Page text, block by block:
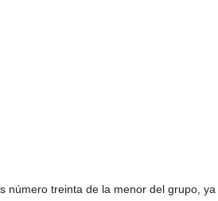
número treinta de la menor del grupo, ya